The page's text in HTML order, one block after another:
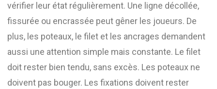
vérifier leur état régulièrement. Une ligne décollée,
fissurée ou encrassée peut gêner les joueurs. De
plus, les poteaux, le filet et les ancrages demandent
aussi une attention simple mais constante. Le filet
doit rester bien tendu, sans excès. Les poteaux ne
doivent pas bouger. Les fixations doivent rester